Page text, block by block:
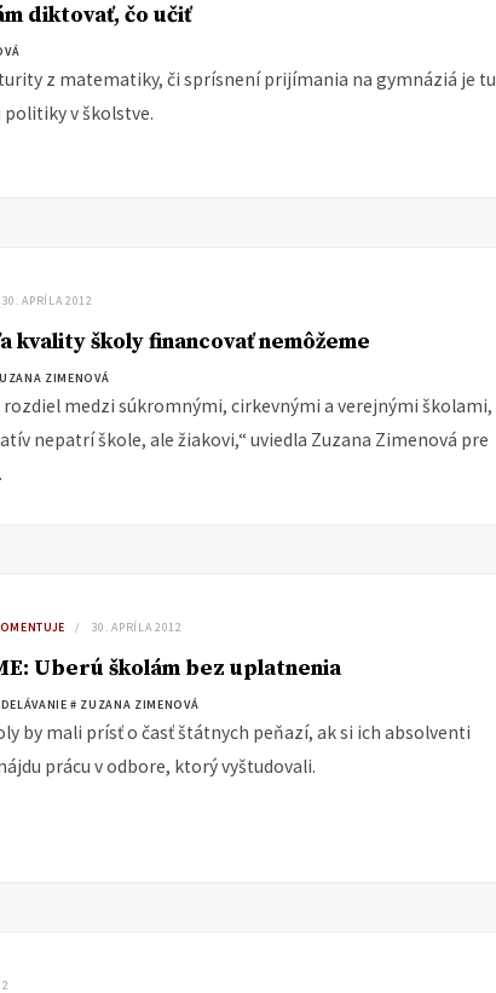
diktovať, čo učiť
z matematiky, či sprísnení prijímania na gymnáziá je tu
v školstve.
30. APRÍLA 2012
kvality školy financovať nemôžeme
ZIMENOVÁ
rozdiel medzi súkromnými, cirkevnými a verejnými školami,
nepatrí škole, ale žiakovi,“ uviedla Zuzana Zimenová pre
30. APRÍLA 2012
Uberú školám bez uplatnenia
# ZUZANA ZIMENOVÁ
by mali prísť o časť štátnych peňazí, ak si ich absolventi
prácu v odbore, ktorý vyštudovali.